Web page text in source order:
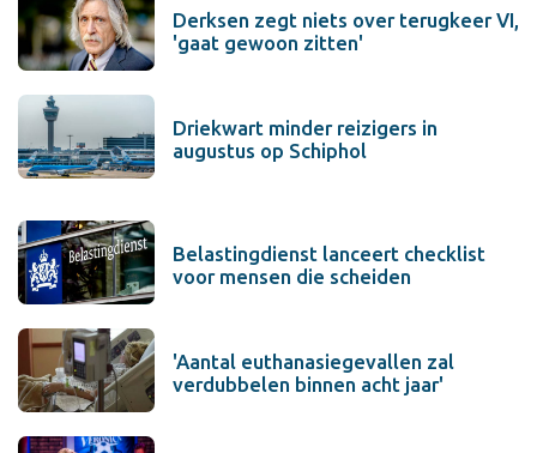
Derksen zegt niets over terugkeer VI,
'gaat gewoon zitten'
Driekwart minder reizigers in
augustus op Schiphol
Belastingdienst lanceert checklist
voor mensen die scheiden
'Aantal euthanasiegevallen zal
verdubbelen binnen acht jaar'